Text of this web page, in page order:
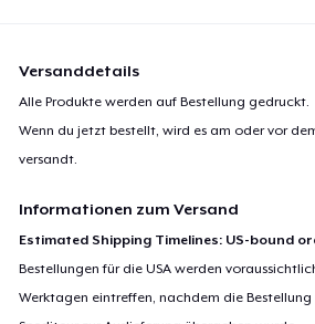
Versanddetails
Alle Produkte werden auf Bestellung gedruckt.
Wenn du jetzt bestellt, wird es am oder vor
versandt.
Informationen zum Versand
Estimated Shipping Timelines: US-bound
Bestellungen für die USA werden
Werktagen eintreffen, nachdem die